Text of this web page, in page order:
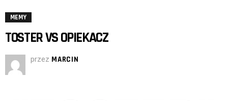
MEMY
TOSTER VS OPIEKACZ
przez MARCIN